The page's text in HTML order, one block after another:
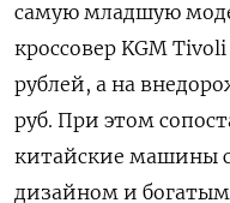
самую младшую
кроссовер KGM
рублей, а на
руб. При этом
китайские машины
дизайном и